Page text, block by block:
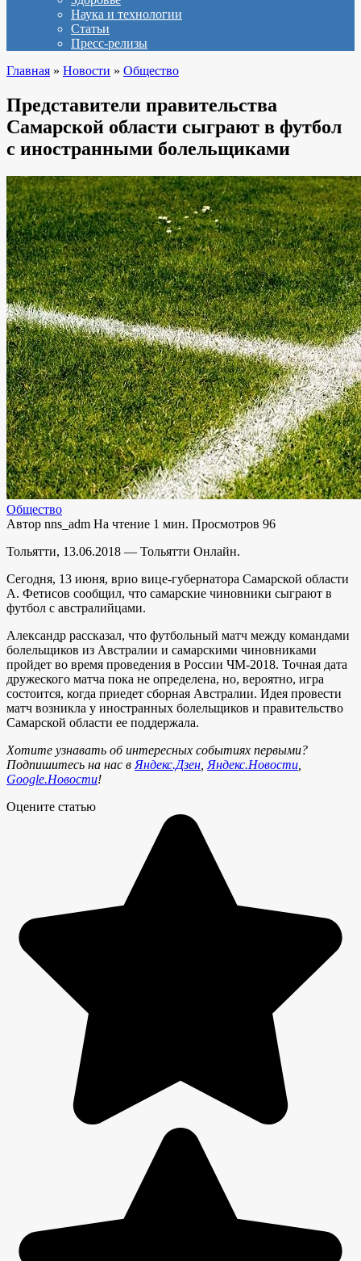
Наука и технологии
Статьи
Пресс-релизы
Главная » Новости » Общество
Представители правительства
Самарской области сыграют в футбол
с иностранными болельщиками
Общество
Автор nns_adm На чтение 1 мин. Просмотров 96
Тольятти, 13.06.2018 — Тольятти Онлайн.
Сегодня, 13 июня, врио вице-губернатора Самарской области
А. Фетисов сообщил, что самарские чиновники сыграют в
футбол с австралийцами.
Александр рассказал, что футбольный матч между командами
болельщиков из Австралии и самарскими чиновниками
пройдет во время проведения в России ЧМ-2018. Точная дата
дружеского матча пока не определена, но, вероятно, игра
состоится, когда приедет сборная Австралии. Идея провести
матч возникла у иностранных болельщиков и правительство
Самарской области ее поддержала.
Хотите узнавать об интересных событиях первыми?
Подпишитесь на нас в Яндекс.Дзен Яндекс.Новости
Google.Новости!
Оцените статью